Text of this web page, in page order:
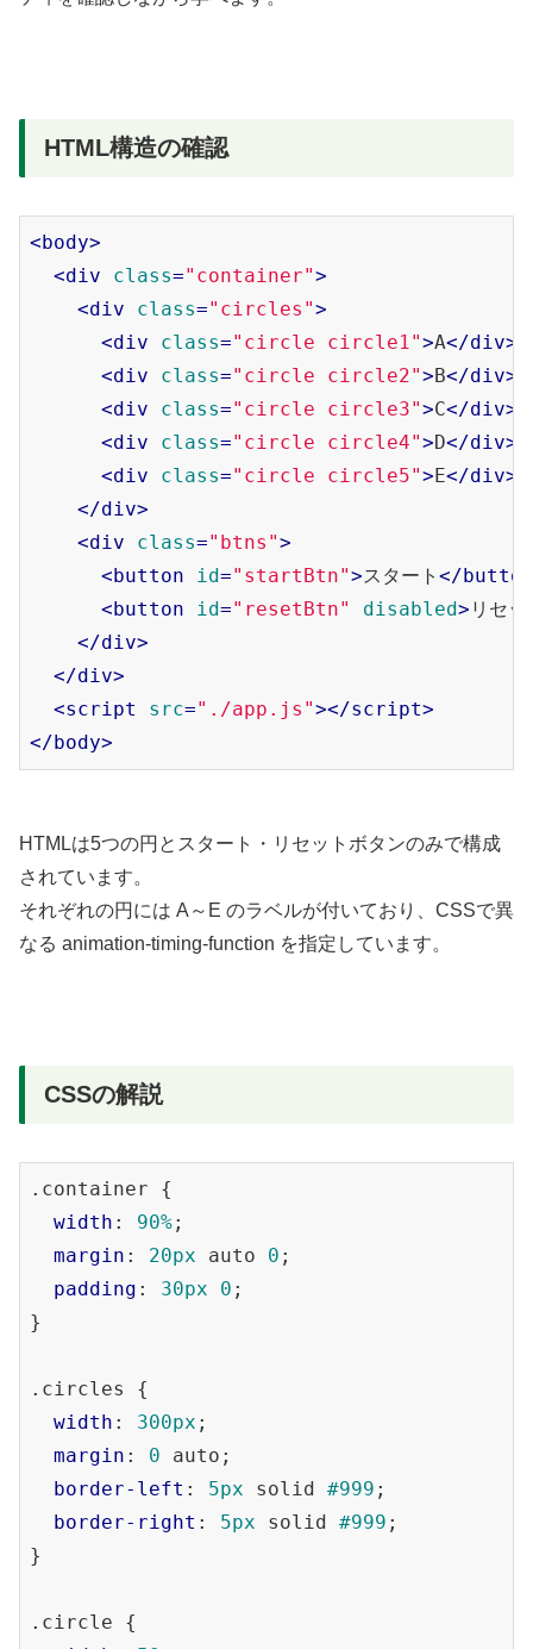
HTML構造の確認
<body>
<div class="container">
<div class="circles">
<div class="circle circle1">A</div>
<div class="circle circle2">B</div>
<div class="circle circle3">C</div>
<div class="circle circle4">D</div>
<div class="circle circle5">E</div>
</div>
<div class="btns">
<button id="startBtn">スタート </button
<button id="resetBtn" disabled> リセッ
</div>
</div>
<script src="./app.js"></script>
</body>
HTMLは5つの円とスタート・リセットボタンのみで構成
されています。
それぞれの円には A～E のラベルが付いており、CSSで異
なる animation-timing-function を指定しています。
CSSの解説
.container {
width : 90%;
margin : 20px auto 0 ;
padding : 30px 0 ;
}
.circles
{
width : 300px ;
margin : 0 auto;
border-left : 5px solid #999 ;
border-right : 5px solid #999 ;
}
.circle {